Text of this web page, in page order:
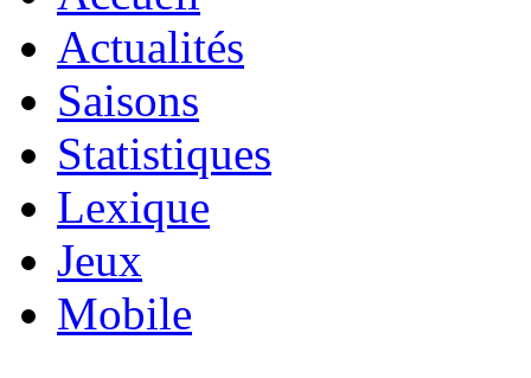
Actualités
Saisons
Statistiques
Lexique
Jeux
Mobile